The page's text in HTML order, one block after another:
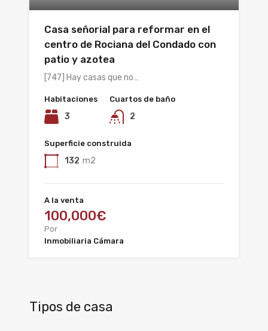
Casa señorial para reformar en el
centro de Rociana del Condado con
patio y azotea
[747] Hay casas que no…
Habitaciones
3
Cuartos de baño
2
Superficie construida
132 m2
A la venta
100,000€
Por
Inmobiliaria Cámara
Tipos de casa